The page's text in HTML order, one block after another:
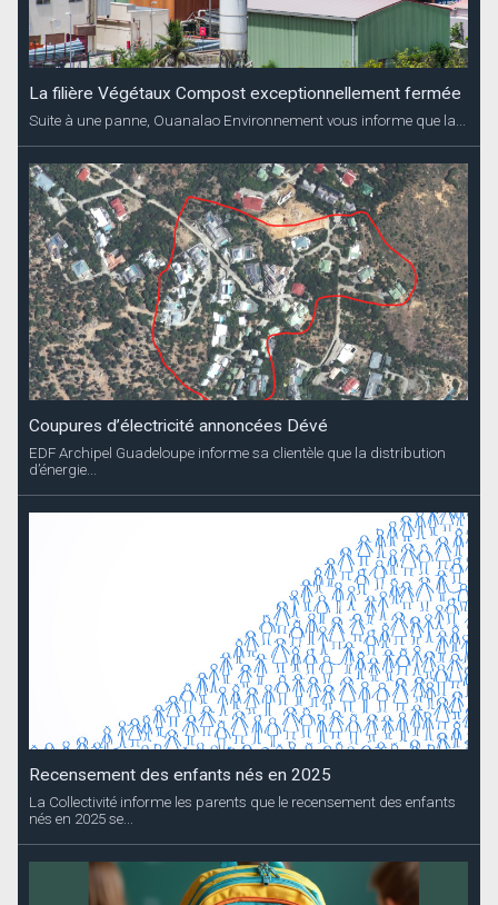
La filière Végétaux Compost exceptionnellement fermée
Suite à une panne, Ouanalao Environnement vous informe que la...
Coupures d’électricité annoncées Dévé
EDF Archipel Guadeloupe informe sa clientèle que la distribution
d’énergie...
Recensement des enfants nés en 2025
La Collectivité informe les parents que le recensement des enfants
nés en 2025 se...